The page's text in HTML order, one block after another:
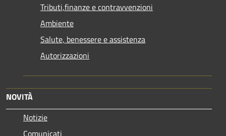
Tributi,finanze e contravvenzioni
Ambiente
Salute, benessere e assistenza
Autorizzazioni
NOVITÀ
Notizie
Comunicati